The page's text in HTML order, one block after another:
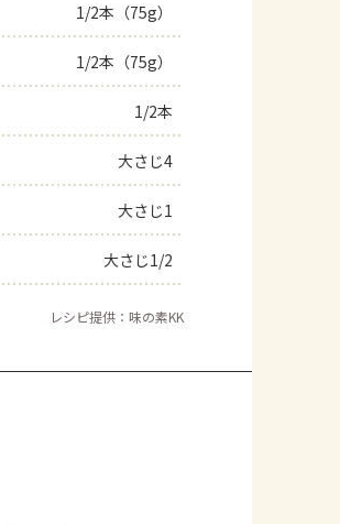
コンテンツ
レシピ
トーク
よくあるお問い合わせ
AJINOMOTO PARK とは
1/2本（75g）
1/2本（75g）
1/2本
大さじ4
大さじ1
大さじ1/2
レシピ提供：味の素KK